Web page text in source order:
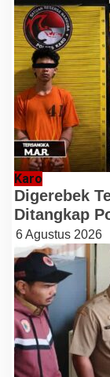
Karo
Digerebek
Ditangkap
6 Agustus 2026